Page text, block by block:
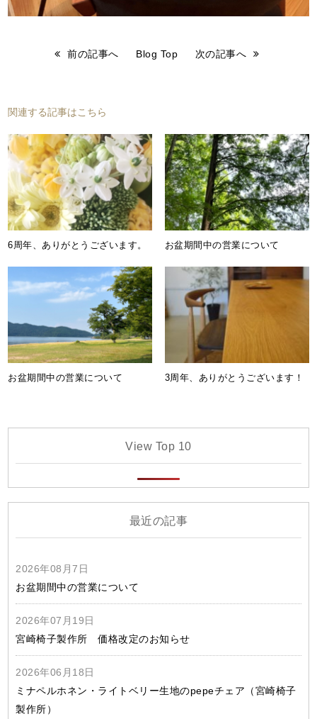
前の記事へ Blog Top 次の記事へ
関連する記事はこちら
6周年、ありがとうございます。 お盆期間中の営業について
お盆期間中の営業について 3周年、ありがとうございます！
View Top 10
最近の記事
2026年08月7日
お盆期間中の営業について
2026年07月19日
宮崎椅子製作所 価格改定のお知らせ
2026年06月18日
ミナペルホネン・ライトベリー生地のpepeチェア（宮崎椅子
製作所）